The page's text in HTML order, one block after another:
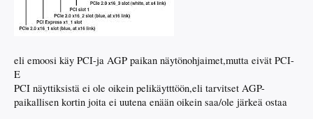
eli emoosi käy PCI-ja AGP paikan näytönohjaimet,mutta eivät PCI-
E
PCI näyttiksistä ei ole oikein pelikäytttöön,eli tarvitset AGP-
paikallisen kortin joita ei uutena enään oikein saa/ole järkeä ostaa